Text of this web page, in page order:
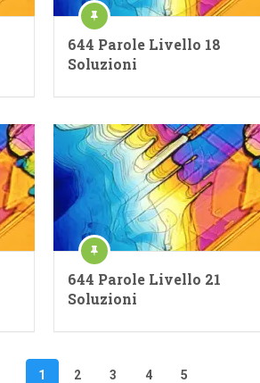
644 Parole Livello 18
Soluzioni
644 Parole Livello 21
Soluzioni
1 2 3 4 5